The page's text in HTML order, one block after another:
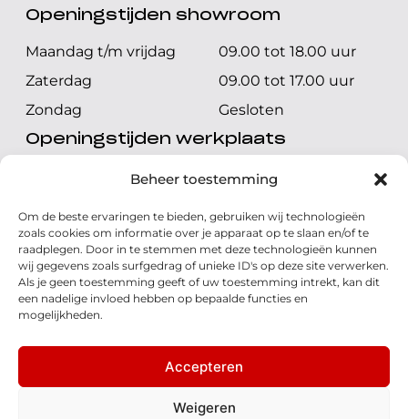
Beheer toestemming
Om de beste ervaringen te bieden, gebruiken wij technologieën
zoals cookies om informatie over je apparaat op te slaan en/of te
raadplegen. Door in te stemmen met deze technologieën kunnen
wij gegevens zoals surfgedrag of unieke ID's op deze site verwerken.
Als je geen toestemming geeft of uw toestemming intrekt, kan dit
een nadelige invloed hebben op bepaalde functies en
mogelijkheden.
Accepteren
Weigeren
Openingstijden showroom
Maandag t/m vrijdag
09.00 tot 18.00 uur
Zaterdag
09.00 tot 17.00 uur
Zondag
Gesloten
Openingstijden werkplaats
Maandag t/m vrijdag
08.00 tot 17.00 uur
Zondag
Gesloten
Volg ons
© 2026 - Honda Welman